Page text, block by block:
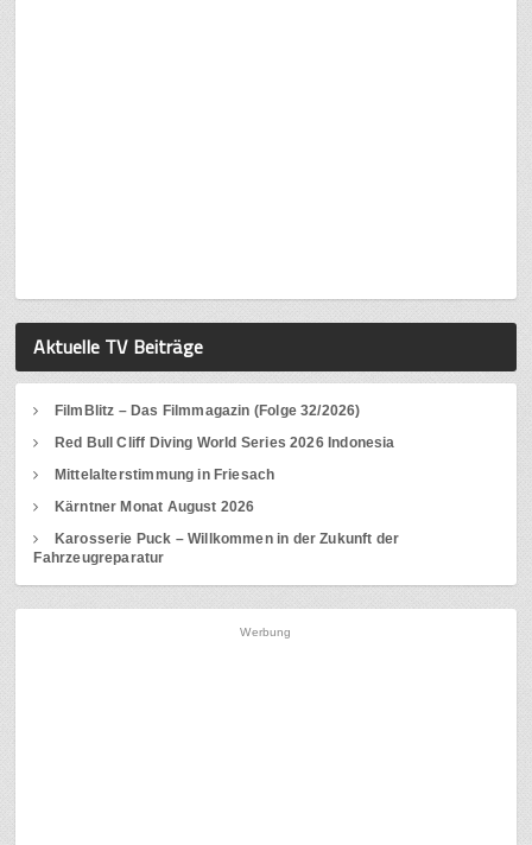
Aktuelle TV Beiträge
FilmBlitz – Das Filmmagazin (Folge 32/2026)
Red Bull Cliff Diving World Series 2026 Indonesia
Mittelalterstimmung in Friesach
Kärntner Monat August 2026
Karosserie Puck – Willkommen in der Zukunft der
Fahrzeugreparatur
Werbung